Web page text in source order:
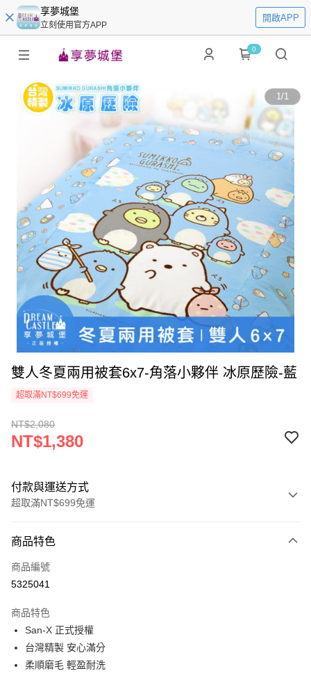
享夢城堡
立刻使用官方APP
開啟APP
0
1/1
雙人冬夏兩用被套6x7-角落小夥伴 冰原歷險-藍
超取滿NT$699免運
NT$2,080
NT$1,380
付款與運送方式
超取滿NT$699免運
信用卡一次付款
超商取貨付款
Apple Pay
街口支付
商品特色
商品編號
5325041
商品特色
San-X 正式授權
台灣精製 安心滿分
柔順磨毛 輕盈耐洗